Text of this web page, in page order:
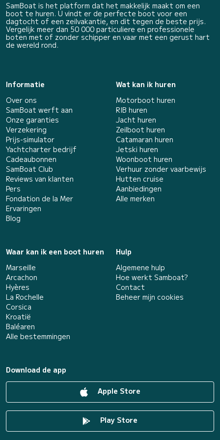
SamBoat is het platform dat het makkelijk maakt om een
boot te huren. U vindt er de perfecte boot voor een
dagtocht of een zeilvakantie, en dit tegen de beste prijs.
Vergelijk meer dan 50 000 particuliere en professionele
boten met of zonder schipper en vaar met een gerust hart
de wereld rond.
Informatie
Over ons
SamBoat werft aan
Onze garanties
Verzekering
Prijs-simulator
Yachtcharter bedrijf
Cadeaubonnen
SamBoat Club
Reviews van klanten
Pers
Fondation de la Mer
Ervaringen
Blog
Wat kan ik huren
Motorboot huren
RIB huren
Jacht huren
Zeilboot huren
Catamaran huren
Jetski huren
Woonboot huren
Verhuur zonder vaarbewijs
Hutten cruise
Aanbiedingen
Alle merken
Waar kan ik een boot huren
Marseille
Arcachon
Hyères
La Rochelle
Corsica
Kroatië
Baléaren
Alle bestemmingen
Hulp
Algemene hulp
Hoe werkt Samboat?
Contact
Beheer mijn cookies
Download de app
Apple Store
Play Store